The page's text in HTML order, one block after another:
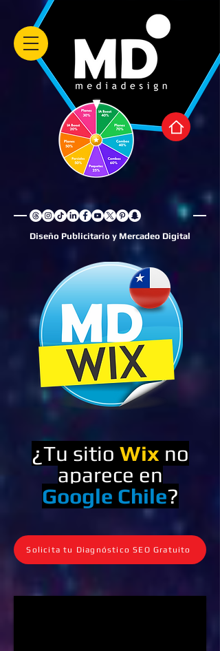
Diseño Publicitario y Mercadeo Digital
¿Tu sitio Wix no
aparece en
Google Chile?
Solicita tu Diagnóstico SEO Gratuito